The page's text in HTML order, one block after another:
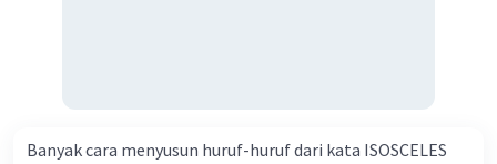
Banyak cara menyusun huruf-huruf dari kata ISOSCELES